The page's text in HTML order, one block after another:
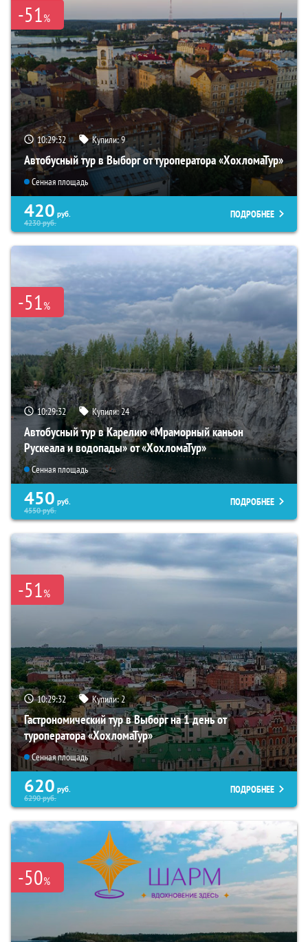
-51%
10:29:31 Купили:9
Автобусный тур в Выборг от туроператора «ХохломаТур»
Сенная площадь
420 руб.
4230руб.
ПОДРОБНЕЕ
-51%
10:29:31 Купили:24
Автобусный тур в Карелию «Мраморный каньон
Рускеала и водопады» от «ХохломаТур»
Сенная площадь
450 руб.
4550руб.
ПОДРОБНЕЕ
-51%
10:29:31 Купили:2
Гастрономический тур в Выборг на 1 день от
туроператора «ХохломаТур»
Сенная площадь
620 руб.
6290руб.
ПОДРОБНЕЕ
-50%